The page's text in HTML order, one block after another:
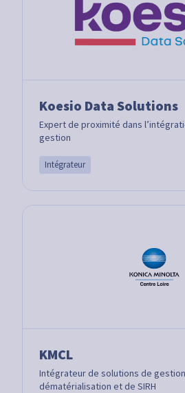
Koesio Data Solutions
Expert de proximité dans
gestion
Intégrateur
KMCL
Intégrateur de solutions de
dématérialisation et de SIRH